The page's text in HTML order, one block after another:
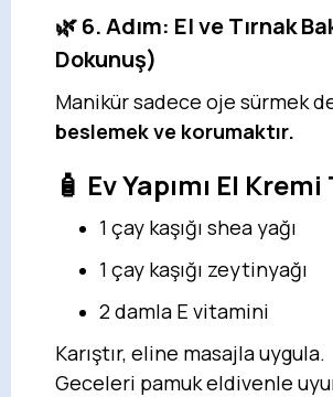
🌿 6. Adım: El ve Tırnak
Dokunuş)
Manikür sadece oje sürmek
beslemek ve korumaktır.
🧴 Ev Yapımı El
1 çay kaşığı shea yağı
1 çay kaşığı zeytinyağı
2 damla E vitamini
Karıştır, eline masajla uygula.
Geceleri pamuk eldivenle